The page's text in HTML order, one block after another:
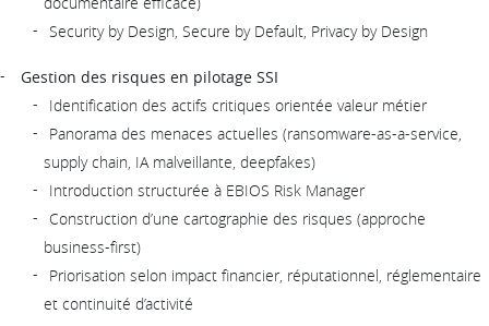
Security by Design, Secure by Default, Privacy by Design
Gestion des risques en pilotage SSI
Identification des actifs critiques orientée valeur métier
Panorama des menaces actuelles (ransomware-as-a-service,
supply chain, IA malveillante, deepfakes)
Introduction structurée à EBIOS Risk Manager
Construction d’une cartographie des risques (approche
business-first)
Priorisation selon impact financier, réputationnel, réglementaire
et continuité d’activité